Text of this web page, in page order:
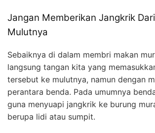
Jangan Memberikan Jangkrik
Mulutnya
Sebaiknya di dalam membri makan
langsung tangan kita yang
tersebut ke mulutnya, namun dengan
perantara benda. Pada umumnya
guna menyuapi jangkrik ke burung
berupa lidi atau sumpit.